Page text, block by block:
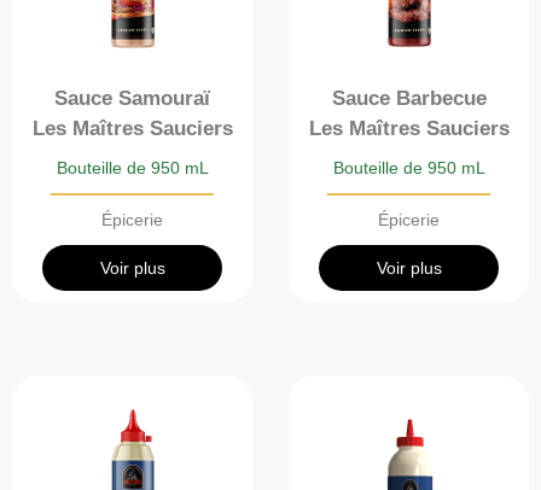
Sauce Samouraï
Les Maîtres Sauciers
Bouteille de 950 mL
Épicerie
Voir plus
Sauce Barbecue
Les Maîtres Sauciers
Bouteille de 950 mL
Épicerie
Voir plus